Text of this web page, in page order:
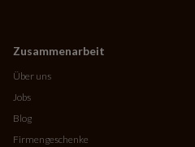
Zusammenarbeit
Über uns
Jobs
Blog
Firmengeschenke